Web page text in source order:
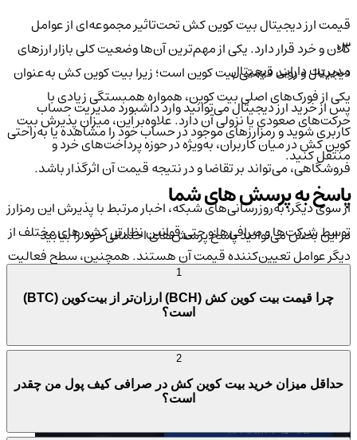
قیمت ارز دیجیتال بیت کوین کش تحت‌تاثیر مجموعه‌ای از عوامل
کلان و خرد قرار دارد. یکی از مهم‌ترین آن‌ها وضعیت کلی بازار ارزهای
دیجیتال و روند قیمتی بیت کوین است؛ زیرا بیت کوین کش به‌عنوان
یکی از فورک‌های اصلی بیت کوین، همواره همبستگی زیادی با
حرکت‌های صعودی یا نزولی آن دارد. علاوه‌بر این، میزان پذیرش بیت
کوین کش در میان کاربران، به‌ویژه در حوزه پرداخت‌های خرد و
فروشگاهی، می‌تواند بر تقاضا و در نتیجه قیمت آن اثرگذار باشد.
از سوی دیگر، به‌روزرسانی‌های شبکه، اخبار مرتبط با پذیرش این رمزارز
توسط شرکت‌ها و صرافی‌ها و حتی قوانین نظارتی کشورهای مختلف از
دیگر عوامل تعیین‌کننده قیمت آن هستند. همچنین، سطح فعالیت
ماینرها و قدرت هش شبکه نقش مهمی در امنیت و پایداری
چینبیت کوین کش دارد که به‌طور غیرمستقیم می‌تواند بر ارزش آن
03
مدیریت دارایی دیجیتال
پس از خرید ارز دیجیتال می‌توانید وارد داشبورد مدیریت حساب
کاربری شوید و رمزارزهای موجود در حساب خود را مشاهده یا به‌راحتی
منتقل کنید.
پاسخ به پرسش های شما
در این بخش می‌توانید پاسخ پرسش‌های احتمالی خود را بیابید
چرا قیمت بیت کوین کش (BCH) ارزان‌تر از بیت‌کوین (BTC)
است؟
حداقل میزان خرید بیت کوین کش در صرافی کیف پول من چقدر
است؟